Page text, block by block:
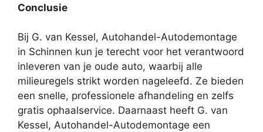
Conclusie
Bij G. van Kessel, Autohandel-Autodemontage
in Schinnen kun je terecht voor het verantwoord
inleveren van je oude auto, waarbij alle
milieuregels strikt worden nageleefd. Ze bieden
een snelle, professionele afhandeling en zelfs
gratis ophaalservice. Daarnaast heeft G. van
Kessel, Autohandel-Autodemontage een